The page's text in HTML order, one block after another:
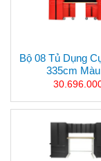
Bộ 08 Tủ Dụng
335cm